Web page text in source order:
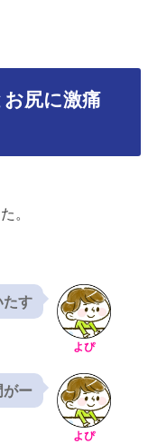
尻に激痛
。
よぴ
たす
よぴ
がー